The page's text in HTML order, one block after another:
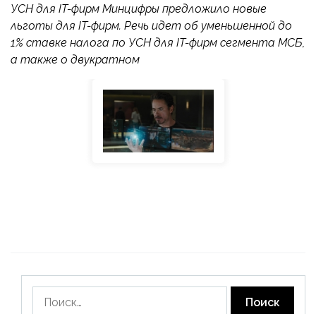
УСН для IT-фирм Минцифры предложило новые
льготы для IT-фирм. Речь идет об уменьшенной до
1% ставке налога по УСН для IT-фирм сегмента МСБ,
а также о двукратном